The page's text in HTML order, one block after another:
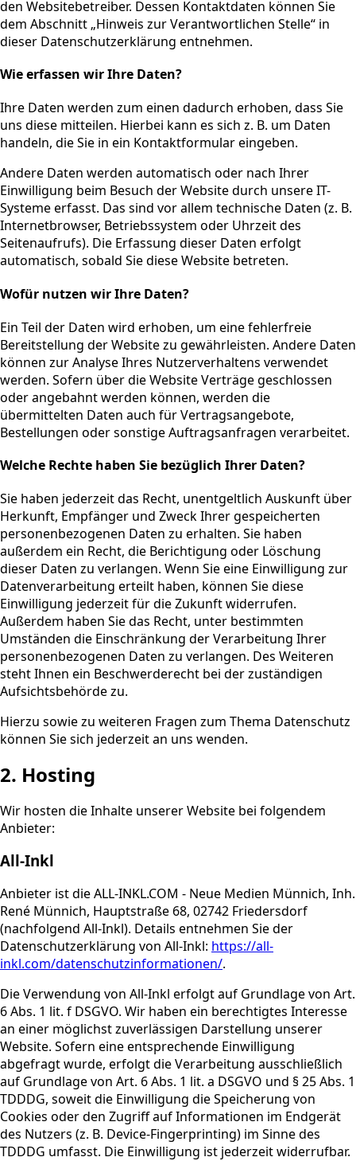
den Websitebetreiber. Dessen Kontaktdaten können Sie
dem Abschnitt „Hinweis zur Verantwortlichen Stelle“ in
dieser Datenschutzerklärung entnehmen.
Wie erfassen wir Ihre Daten?
Ihre Daten werden zum einen dadurch erhoben, dass Sie
uns diese mitteilen. Hierbei kann es sich z. B. um Daten
handeln, die Sie in ein Kontaktformular eingeben.
Andere Daten werden automatisch oder nach Ihrer
Einwilligung beim Besuch der Website durch unsere IT-
Systeme erfasst. Das sind vor allem technische Daten (z. B.
Internetbrowser, Betriebssystem oder Uhrzeit des
Seitenaufrufs). Die Erfassung dieser Daten erfolgt
automatisch, sobald Sie diese Website betreten.
Wofür nutzen wir Ihre Daten?
Ein Teil der Daten wird erhoben, um eine fehlerfreie
Bereitstellung der Website zu gewährleisten. Andere Daten
können zur Analyse Ihres Nutzerverhaltens verwendet
werden. Sofern über die Website Verträge geschlossen
oder angebahnt werden können, werden die
übermittelten Daten auch für Vertragsangebote,
Bestellungen oder sonstige Auftragsanfragen verarbeitet.
Welche Rechte haben Sie bezüglich Ihrer Daten?
Sie haben jederzeit das Recht, unentgeltlich Auskunft über
Herkunft, Empfänger und Zweck Ihrer gespeicherten
personenbezogenen Daten zu erhalten. Sie haben
außerdem ein Recht, die Berichtigung oder Löschung
dieser Daten zu verlangen. Wenn Sie eine Einwilligung zur
Datenverarbeitung erteilt haben, können Sie diese
Einwilligung jederzeit für die Zukunft widerrufen.
Außerdem haben Sie das Recht, unter bestimmten
Umständen die Einschränkung der Verarbeitung Ihrer
personenbezogenen Daten zu verlangen. Des Weiteren
steht Ihnen ein Beschwerderecht bei der zuständigen
Aufsichtsbehörde zu.
Hierzu sowie zu weiteren Fragen zum Thema Datenschutz
können Sie sich jederzeit an uns wenden.
2. Hosting
Wir hosten die Inhalte unserer Website bei folgendem
Anbieter:
All-Inkl
Anbieter ist die ALL-INKL.COM - Neue Medien Münnich, Inh.
René Münnich, Hauptstraße 68, 02742 Friedersdorf
(nachfolgend All-Inkl). Details entnehmen Sie der
Datenschutzerklärung von All-Inkl: https://all-
inkl.com/datenschutzinformationen/.
Die Verwendung von All-Inkl erfolgt auf Grundlage von Art.
6 Abs. 1 lit. f DSGVO. Wir haben ein berechtigtes Interesse
an einer möglichst zuverlässigen Darstellung unserer
Website. Sofern eine entsprechende Einwilligung
abgefragt wurde, erfolgt die Verarbeitung ausschließlich
auf Grundlage von Art. 6 Abs. 1 lit. a DSGVO und § 25 Abs. 1
TDDDG, soweit die Einwilligung die Speicherung von
Cookies oder den Zugriff auf Informationen im Endgerät
des Nutzers (z. B. Device-Fingerprinting) im Sinne des
TDDDG umfasst. Die Einwilligung ist jederzeit widerrufbar.